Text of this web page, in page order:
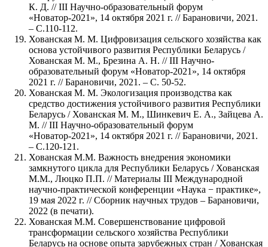
К. Д. // III Научно-образовательный форум
«Новатор-2021», 14 октября 2021 г. // Барановичи, 2021.
– С.110-112.
Хованская М. М. Цифровизация сельского хозяйства как
основа устойчивого развития Республики Беларусь /
Хованская М. М., Брезина А. Н. // III Научно-
образовательный форум «Новатор-2021», 14 октября
2021 г. // Барановичи, 2021. – С. 50-52.
Хованская М. М. Экологизация производства как
средство достижения устойчивого развития Республики
Беларусь / Хованская М. М., Шинкевич Е. А., Зайцева А.
М. // III Научно-образовательный форум
«Новатор-2021», 14 октября 2021 г. // Барановичи, 2021.
– С.120-121.
Хованская М.М. Важность внедрения экономики
замкнутого цикла для Республики Беларусь / Хованская
М.М., Люцко П.П. // Материалы III Международной
научно-практической конференции «Наука − практике»,
19 мая 2022 г. // Сборник научных трудов – Барановичи,
2022 (в печати).
Хованская М.М. Совершенствование цифровой
трансформации сельского хозяйства Республики
Беларусь на основе опыта зарубежных стран / Хованская